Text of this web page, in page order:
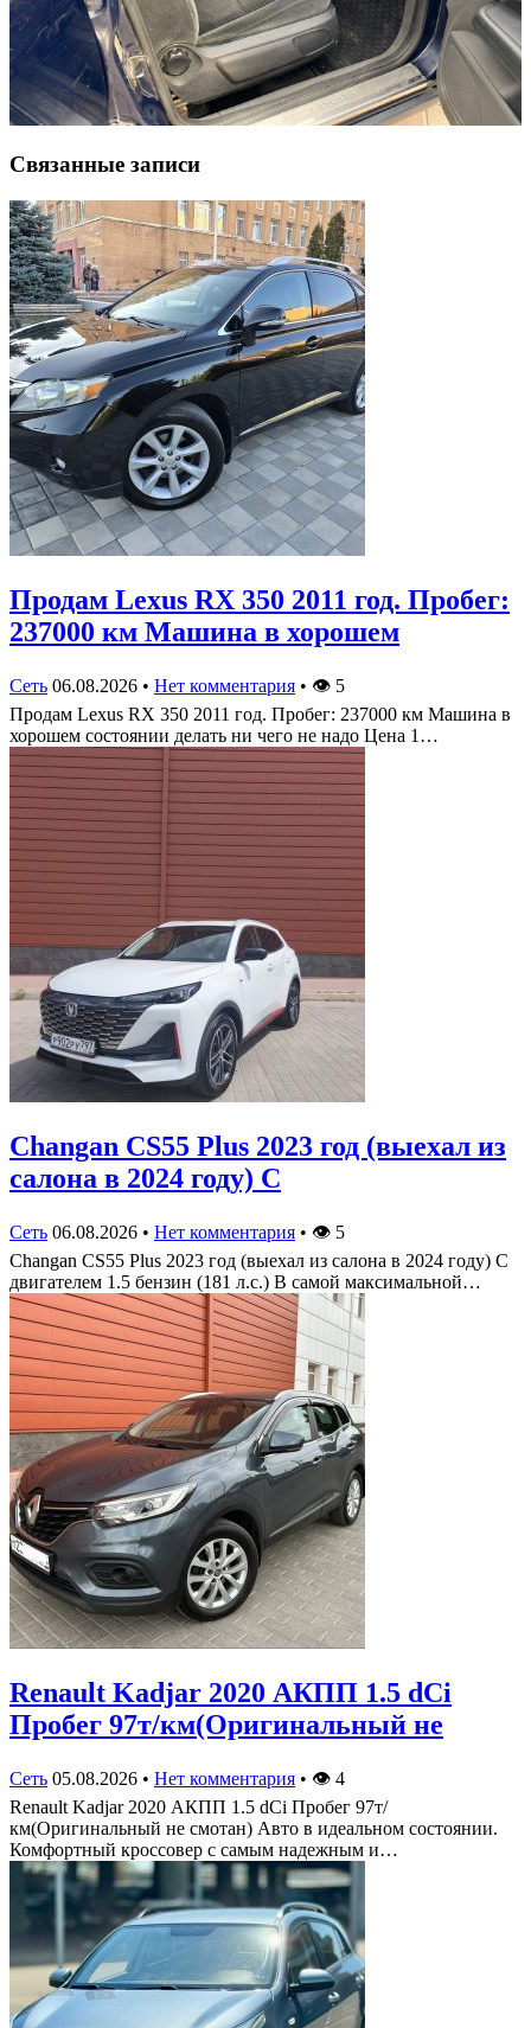
Связанные записи
Продам Lexus RX 350 2011 год. Пробег:
237000 км Машина в хорошем
Сеть 06.08.2026 • Нет комментария • 👁 5
Продам Lexus RX 350 2011 год. Пробег: 237000 км Машина в
хорошем состоянии делать ни чего не надо Цена 1…
Changan CS55 Plus 2023 год (выехал из
салона в 2024 году) С
Сеть 06.08.2026 • Нет комментария • 👁 5
Changan CS55 Plus 2023 год (выехал из салона в 2024 году) С
двигателем 1.5 бензин (181 л.с.) В самой максимальной…
Renault Kadjar 2020 АКПП 1.5 dCi
Пробег 97т/км(Оригинальный не
Сеть 05.08.2026 • Нет комментария • 👁 4
Renault Kadjar 2020 АКПП 1.5 dCi Пробег 97т/
км(Оригинальный не смотан) Авто в идеальном состоянии.
Комфортный кроссовер с самым надежным и…